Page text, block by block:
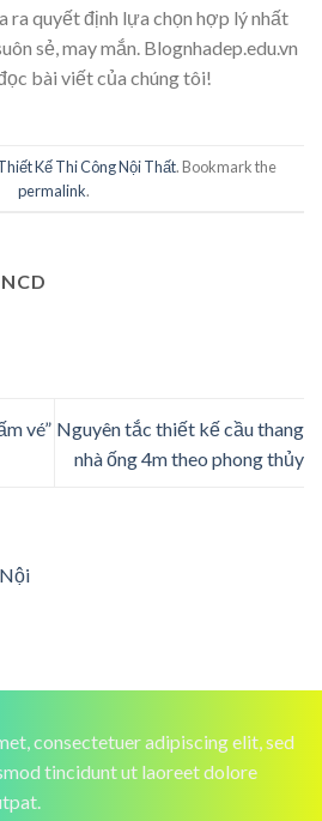
ra quyết định lựa chọn hợp lý nhất
sẻ, may mắn. Blognhadep.edu.vn
bài viết của chúng tôi!
Kế Thi Công Nội Thất. Bookmark the
permalink.
vé” Nguyên tắc thiết kế cầu thang
nhà ống 4m theo phong thủy
consectetuer adipiscing elit, sed
tincidunt ut laoreet dolore